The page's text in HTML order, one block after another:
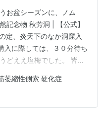
お盆シーズンに、ノム
記念物 秋芳洞 | 【公式】
定、炎天下のなか洞窟入
入に際しては、３０分待ち
どええ塩梅でした。 皆さ
萎縮性側索 硬化症